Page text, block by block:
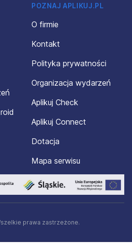
POZNAJ APLIKUJ.PL
O firmie
Kontakt
Polityka prywatności
Organizacja wydarzeń
Aplikuj Check
Aplikuj Connect
Dotacja
Mapa serwisu
prawa zastrzeżone.